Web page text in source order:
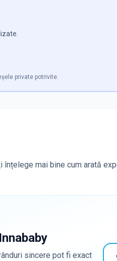
private potrivite.
mai bine cum arată
sincere pot fi exact